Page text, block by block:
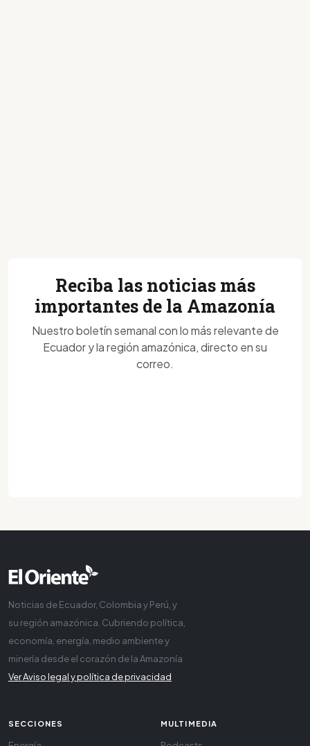
Reciba las noticias más
importantes de la Amazonía
Nuestro boletín semanal con lo más relevante de
Ecuador y la región amazónica, directo en su
correo.
Noticias de Ecuador, Colombia y Perú, y
su región amazónica. Cubriendo política,
economía, energía, medio ambiente y
minería desde el corazón de la Amazonía
Ver Aviso legal y política de privacidad
SECCIONES MULTIMEDIA